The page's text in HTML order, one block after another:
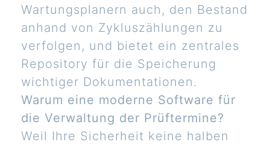
Wartungsplanern auch, den Bestand
anhand von Zykluszählungen zu
verfolgen, und bietet ein zentrales
Repository für die Speicherung
wichtiger Dokumentationen.
Warum eine moderne Software für
die Verwaltung der Prüftermine?
Weil Ihre Sicherheit keine halben